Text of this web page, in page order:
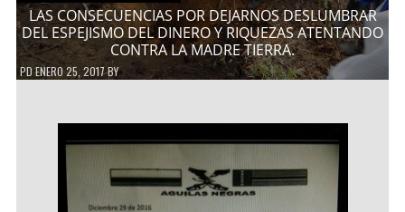
LAS CONSECUENCIAS POR DEJARNOS DESLUMBRAR
DEL ESPEJISMO DEL DINERO Y RIQUEZAS ATENTANDO
CONTRA LA MADRE TIERRA.
PDENERO 25, 2017BY